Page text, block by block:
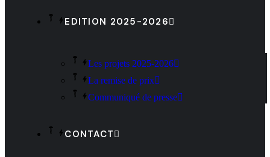
EDITION 2025-2026
Les projets 2025-2026
La remise de prix
Communiqué de presse
CONTACT